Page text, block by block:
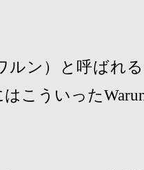
ルン）と呼ばれ
こういった